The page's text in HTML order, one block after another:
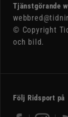
Tjänstgörande
© Copyright
och bild.
Följ Ridsport på